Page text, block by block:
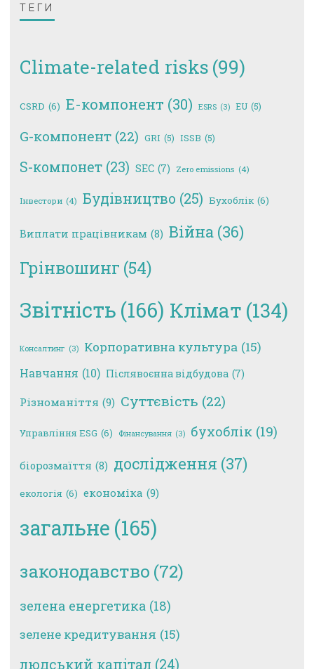
ТЕГИ
Climate-related risks (99)
CSRD (6) E-компонент (30) ESRS (3) EU (5)
G-компонент (22) GRI (5) ISSB (5)
S-компонет (23) SEC (7) Zero emissions (4)
Інвестори (4) Будівництво (25) Бухоблік (6)
Виплати працівникам (8) Війна (36)
Грінвошинг (54)
Звітність (166) Клімат (134)
Консалтинг (3) Корпоративна культура (15)
Навчання (10) Післявоєнна відбудова (7)
Різноманіття (9) Суттєвість (22)
Управління ESG (6) Фінансування (3) бухоблік (19)
біорозмаїття (8) дослідження (37)
екологія (6) економіка (9)
загальне (165)
законодавство (72)
зелена енергетика (18)
зелене кредитування (15)
людський капітал (24)